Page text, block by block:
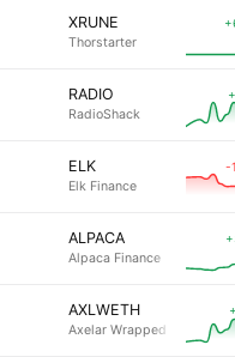
XRUNE
Thorstarter
RADIO
RadioShack
ELK
Elk Finance
-
ALPACA
Alpaca Finance
AXLWETH
Axelar Wrapped Ether